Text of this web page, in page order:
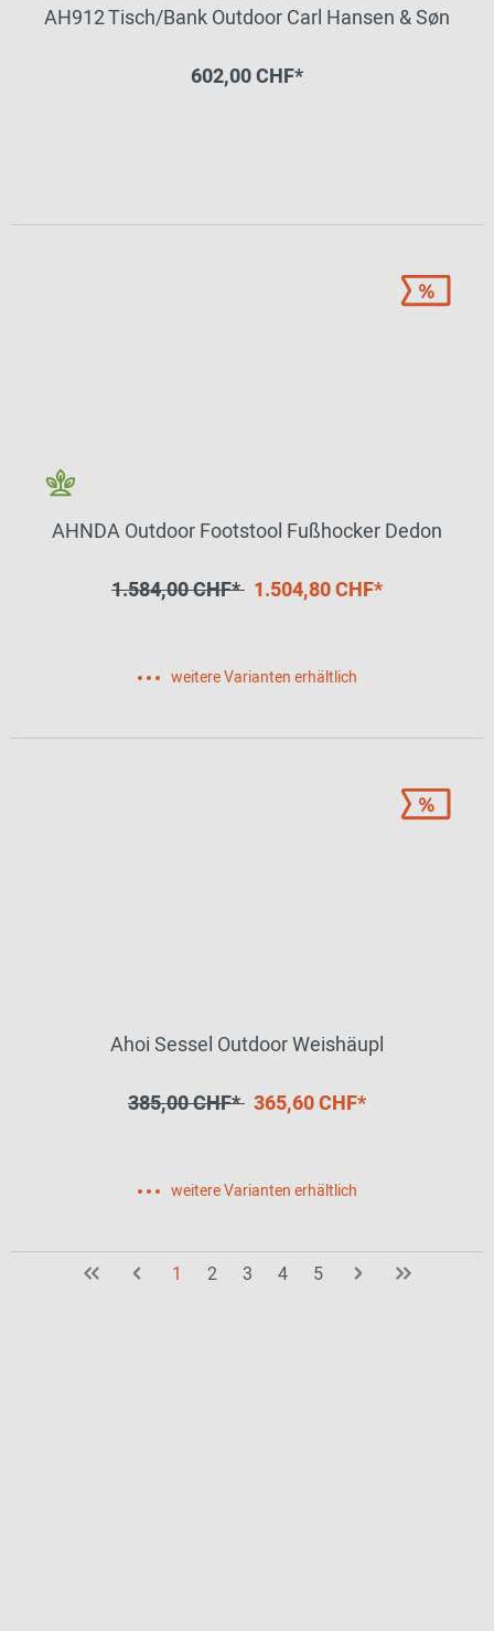
AH912 Tisch/Bank Outdoor Carl Hansen & Søn
602,00 CHF*
AHNDA Outdoor Footstool Fußhocker Dedon
1.584,00 CHF* 1.504,80 CHF*
weitere Varianten erhältlich
Ahoi Sessel Outdoor Weishäupl
385,00 CHF* 365,60 CHF*
weitere Varianten erhältlich
1 2 3 4 5